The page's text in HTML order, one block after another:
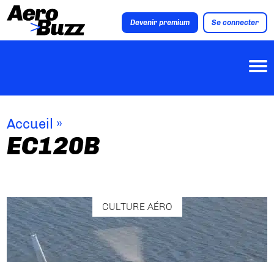
Devenir premium Se connecter
Accueil »
EC120B
CULTURE AÉRO